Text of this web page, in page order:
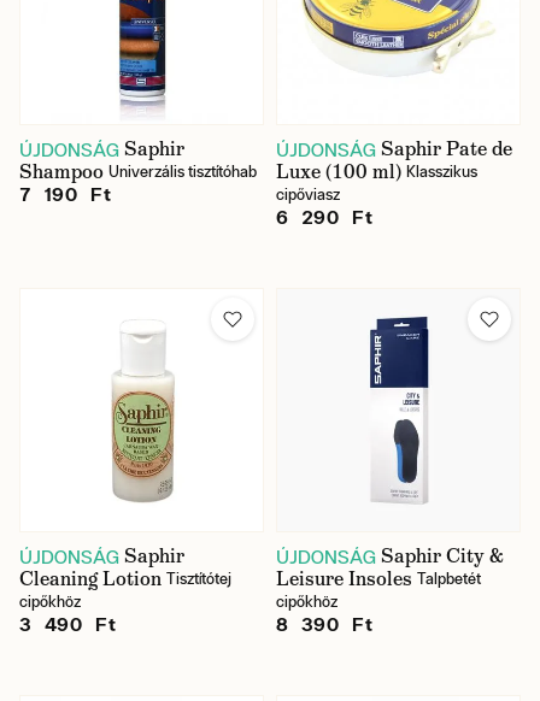
ÚJDONSÁG Saphir
Shampoo Univerzális tisztítóhab
7 190 Ft
ÚJDONSÁG Saphir Pate de
Luxe (100 ml) Klasszikus
cipőviasz
6 290 Ft
ÚJDONSÁG Saphir
Cleaning Lotion Tisztítótej
cipőkhöz
3 490 Ft
ÚJDONSÁG Saphir City &
Leisure Insoles Talpbetét
cipőkhöz
8 390 Ft